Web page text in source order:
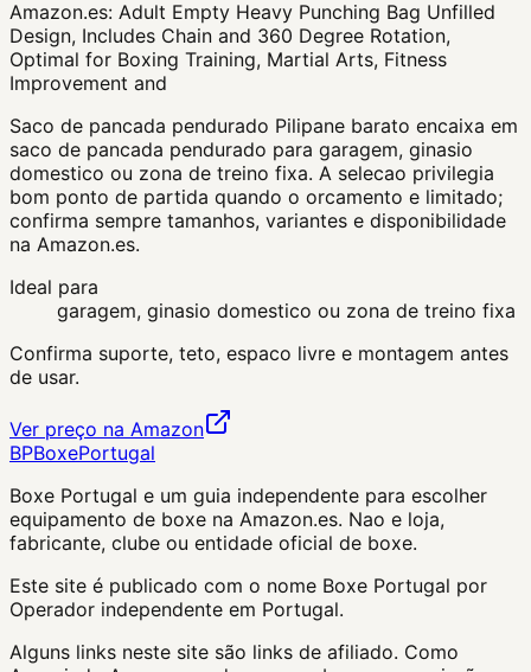
Amazon.es: Adult Empty Heavy Punching Bag Unfilled
Design, Includes Chain and 360 Degree Rotation,
Optimal for Boxing Training, Martial Arts, Fitness
Improvement and
Saco de pancada pendurado Pilipane barato encaixa em
saco de pancada pendurado para garagem, ginasio
domestico ou zona de treino fixa. A selecao privilegia
bom ponto de partida quando o orcamento e limitado;
confirma sempre tamanhos, variantes e disponibilidade
na Amazon.es.
Ideal para
garagem, ginasio domestico ou zona de treino fixa
Confirma suporte, teto, espaco livre e montagem antes
de usar.
Ver preço na Amazon
BPBoxePortugal
Boxe Portugal e um guia independente para escolher
equipamento de boxe na Amazon.es. Nao e loja,
fabricante, clube ou entidade oficial de boxe.
Este site é publicado com o nome Boxe Portugal por
Operador independente em Portugal.
Alguns links neste site são links de afiliado. Como